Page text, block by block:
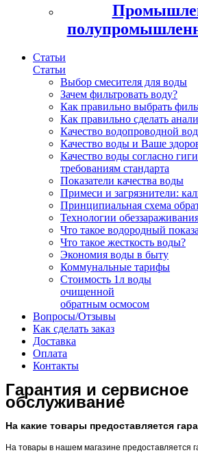
Статьи
Статьи
Выбор смесителя для воды
Зачем фильтровать воду?
Как правильно выбрать
Как правильно сделать
Качество водопроводной
Качество воды и Ваше
Качество воды согласно
требованиям стандарта
Показатели качества воды
Примеси и загрязнители:
Принципиальная схема
Технологии
Что такое водородный
Что такое жесткость воды?
Экономия воды в быту
Коммунальные тарифы
Стоимость 1л воды
очищенной
обратным осмосом
Вопросы/Отзывы
Как сделать заказ
Доставка
Оплата
Контакты
Гарантия и сервисное
обслуживание
На какие товары предоставляется
На товары в нашем магазине предоставляется